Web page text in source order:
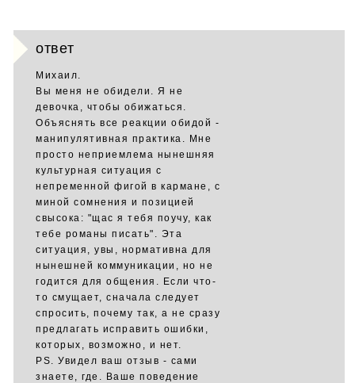
ответ
Михаил.
Вы меня не обидели. Я не
девочка, чтобы обижаться.
Объяснять все реакции обидой -
манипулятивная практика. Мне
просто неприемлема нынешняя
культурная ситуация с
непременной фигой в кармане, с
миной сомнения и позицией
свысока: "щас я тебя поучу, как
тебе романы писать". Эта
ситуация, увы, нормативна для
нынешней коммуникации, но не
годится для общения. Если что-
то смущает, сначала следует
спросить, почему так, а не сразу
предлагать исправить ошибки,
которых, возможно, и нет.
PS. Увидел ваш отзыв - сами
знаете, где. Ваше поведение